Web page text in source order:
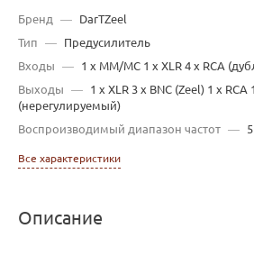
Бренд —
DarTZeel
Тип
—
Предусилитель
Входы
—
1 x ММ/МС 1 x XLR 4 x RCA
Выходы
—
1 x XLR 3 x BNC (Zeel) 1 x RCA
(нерегулируемый)
Воспроизводимый диапазон частот —
Все характеристики
Описание